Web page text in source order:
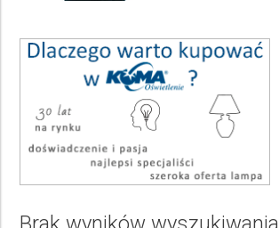
Wybierz producenta